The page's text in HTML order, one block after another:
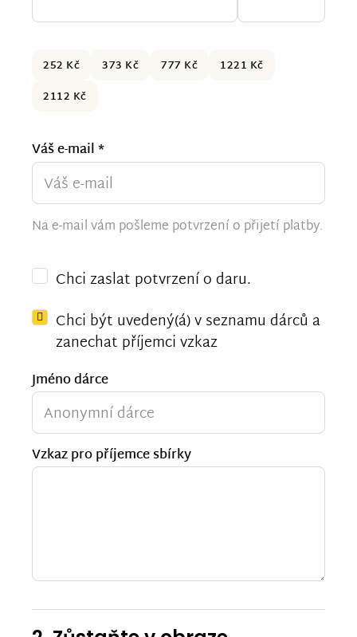
252 Kč 373 Kč 777 Kč
1221 Kč
2112 Kč
Váš e-mail *
Na e-mail vám pošleme potvrzení o přijetí platby.
Chci zaslat potvrzení o daru.
Chci být uvedený(á) v seznamu dárců a
zanechat příjemci vzkaz
Jméno dárce
Vzkaz pro příjemce sbírky